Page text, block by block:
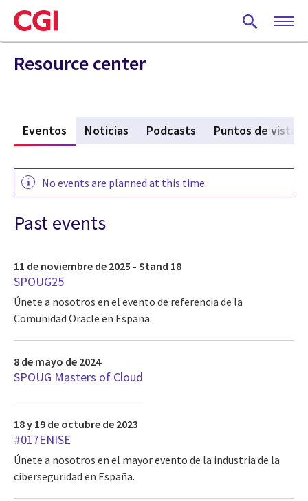
Skip
to
main
content
Resource center
Eventos (active tab)
Noticias Podcasts Puntos de vista
No events are planned at this time.
Past events
11 de noviembre de 2025 - Stand 18
SPOUG25
Únete a nosotros en el evento de referencia de la
Comunidad Oracle en España.
8 de mayo de 2024
SPOUG Masters of Cloud
18 y 19 de octubre de 2023
#017ENISE
Únete a nosotros en el mayor evento de la industria de la
ciberseguridad en España.